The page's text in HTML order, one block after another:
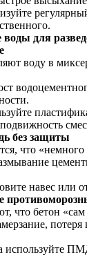
воды для
воду в
без защиты
что
навес или
что бетон «сам
используйте